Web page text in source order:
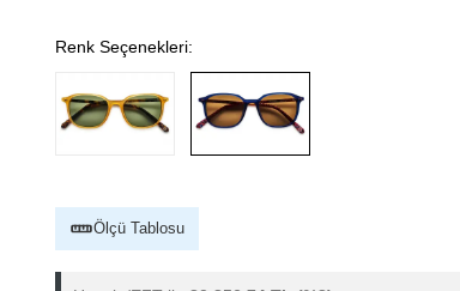
Renk Seçenekleri:
Ölçü Tablosu